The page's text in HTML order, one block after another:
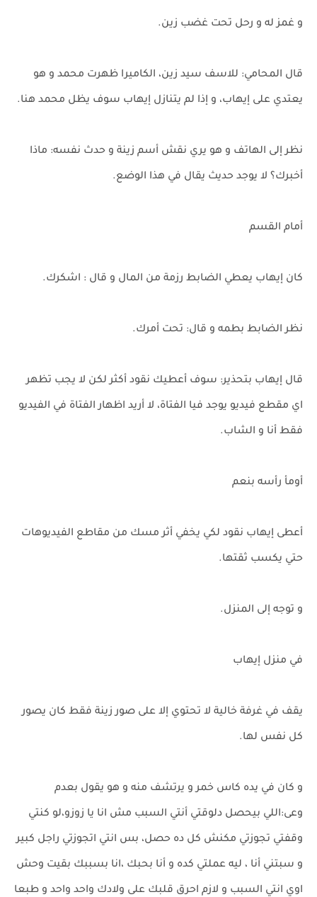
و غمز له و رحل تحت غضب زين.
قال المحامي: للاسف سيد زين، الكاميرا ظهرت محمد و هو
يعتدي على إيهاب، و إذا لم يتنازل إيهاب سوف يظل محمد هنا.
نظر إلى الهاتف و هو يري نقش أسم زينة و حدث نفسه: ماذا
أخبرك؟ لا يوجد حديث يقال في هذا الوضع.
أمام القسم
كان إيهاب يعطي الضابط رزمة من المال و قال : اشكرك.
نظر الضابط بطمه و قال: تحت أمرك.
قال إيهاب بتحذير: سوف أعطيك نقود أكثر لكن لا يجب تظهر
اي مقطع فيديو يوجد فيا الفتاة، لا أريد اظهار الفتاة في الفيديو
فقط أنا و الشاب.
أومأ رأسه بنعم
أعطى إيهاب نقود لكي يخفي أثر مسك من مقاطع الفيديوهات
حتي يكسب ثقتها.
و توجه إلى المنزل.
في منزل إيهاب
يقف في غرفة خالية لا تحتوي إلا على صور زينة فقط كان يصور
كل نفس لها.
و كان في يده كاس خمر و يرتشف منه و هو يقول بعدم
وعى:اللي بيحصل دلوقتي أنتي السبب مش انا يا زوزو،لو كنتي
وقفتي تجوزتي مكنش كل ده حصل، بس انتي اتجوزتي راجل كبير
و سبتني أنا ، ليه عملتي كده و أنا بحبك ،انا بسببك بقيت وحش
اوي انتي السبب و لازم احرق قلبك على ولادك واحد واحد و طبعا